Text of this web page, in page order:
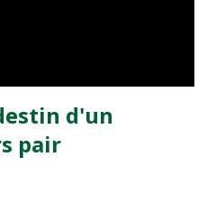
d'un
pair